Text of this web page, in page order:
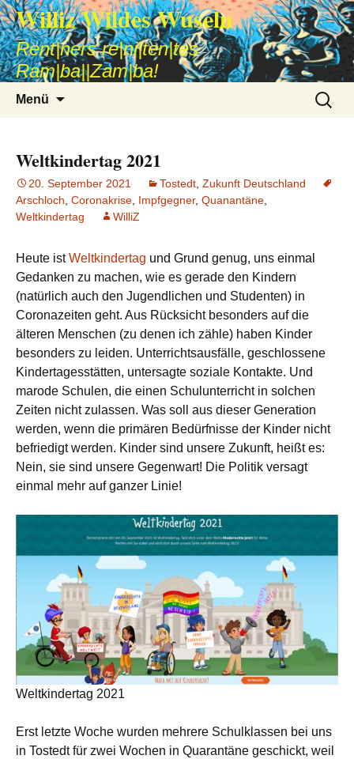
Williz Wildes Wuseln
Rent|ners re|ni|ten|tes
Ram|ba||Zam|ba!
Menü
Suche
nach:
Weltkindertag 2021
20. September 2021 Tostedt Zukunft Deutschland
Arschloch Coronakrise Impfgegner, Quanantäne
Weltkindertag
WilliZ
Heute istWeltkindertag und Grund genug, uns einmal
Gedanken zu machen, wie es gerade den Kindern
(natürlich auch den Jugendlichen und Studenten) in
Coronazeiten geht. Aus Rücksicht besonders auf die
älteren Menschen (zu denen ich zähle) haben Kinder
besonders zu leiden. Unterrichtsausfälle, geschlossene
Kindertagesstätten, untersagte soziale Kontakte. Und
marode Schulen, die einen Schulunterricht in solchen
Zeiten nicht zulassen. Was soll aus dieser Generation
werden, wenn die primären Bedürfnisse der Kinder nicht
befriedigt werden. Kinder sind unsere Zukunft, heißt es:
Nein, sie sind unsere Gegenwart! Die Politik versagt
einmal mehr auf ganzer Linie!
Weltkindertag 2021
Erst letzte Woche wurden mehrere Schulklassen bei uns
in Tostedt für zwei Wochen in Quarantäne geschickt, weil